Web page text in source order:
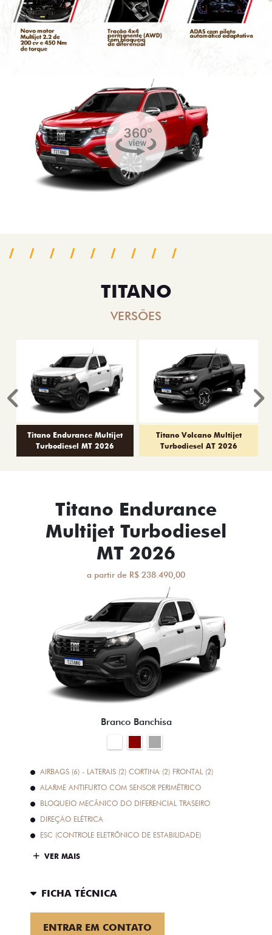
VISUALIZE O
VEÍCULO EM
360°
TITANO
VERSÕES
Titano Endurance Multijet
Turbodiesel MT 2026
Titano Volcano Multijet
Turbodiesel AT 2026
Anterior
Titano Endurance
Multijet Turbodiesel
MT 2026
a partir de R$ 238.490,00
Branco Banchisa
AIRBAGS (6) - LATERAIS (2) CORTINA (2) FRONTAL (2)
ALARME ANTIFURTO COM SENSOR PERIMÉTRICO
BLOQUEIO MECÂNICO DO DIFERENCIAL TRASEIRO
DIREÇÃO ELÉTRICA
ESC (CONTROLE ELETRÔNICO DE ESTABILIDADE)
VER MAIS
FICHA TÉCNICA
ENTRAR EM CONTATO